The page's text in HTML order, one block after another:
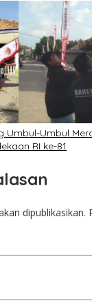
Umbul-Umbul
RI ke-81
dipublikasikan.